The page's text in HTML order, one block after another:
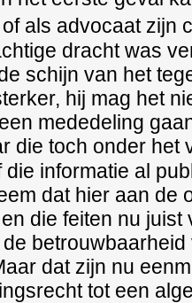
als advocaat zijn
dracht was
schijn van het
hij mag het
mededeling
die toch onder het
die informatie al
dat hier aan de
die feiten nu
dat zijn nu
tot een